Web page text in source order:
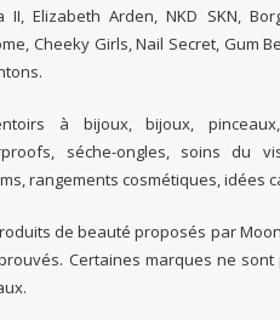
II, Elizabeth Arden, NKD SKN,
Cheeky Girls, Nail Secret, Gum
à bijoux, bijoux,
séche-ongles, soins du
rangements cosmétiques, idées
de beauté proposés par
Certaines marques ne